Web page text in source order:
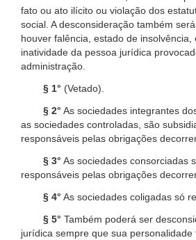
fato ou ato ilícito ou violação dos
social. A desconsideração também
houver falência, estado de insolvência,
inatividade da pessoa jurídica
administração.
§ 1° (Vetado).
§ 2° As sociedades integrantes
as sociedades controladas, são
responsáveis pelas obrigações
§ 3° As sociedades consorciadas
responsáveis pelas obrigações
§ 4° As sociedades coligadas só
§ 5° Também poderá ser
jurídica sempre que sua personalidade